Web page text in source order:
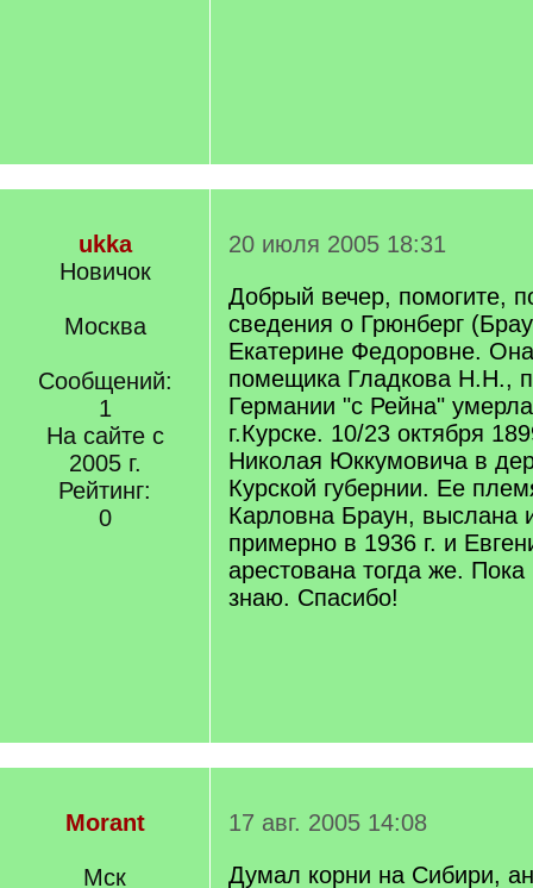
ukka
Новичок
Москва
Сообщений:
1
На сайте с
2005 г.
Рейтинг:
0
20 июля 2005 18:31
Добрый вечер, помогите,
сведения о Грюнберг
Екатерине Федоровне.
помещика Гладкова Н.Н.,
Германии "с Рейна"
г.Курске. 10/23 октября
Николая Юккумовича в
Курской губернии. Ее
Карловна Браун, выслана
примерно в 1936 г. и
арестована тогда же.
знаю. Спасибо!
Morant
Мск
17 авг. 2005 14:08
Думал корни на Сибири, ан